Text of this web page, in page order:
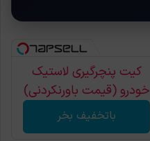
کیت پنچرگیری لاستیک
خودرو (قیمت باورنکردنی)
باتخفیف بخر